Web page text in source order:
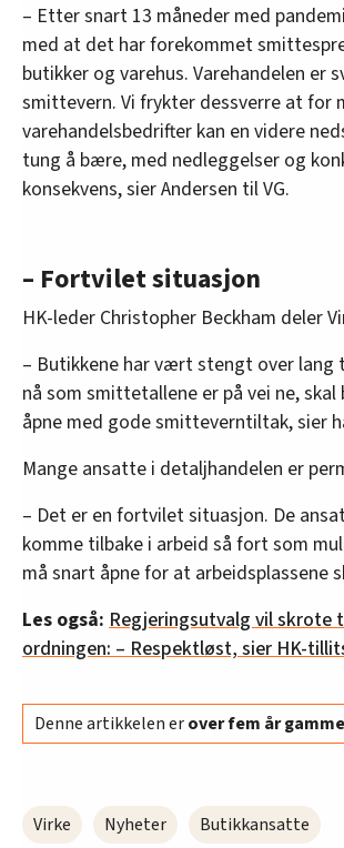
– Etter snart 13 måneder med
med at det har forekommet
butikker og varehus. Varehandelen er
smittevern. Vi frykter dessverre at for
varehandelsbedrifter kan en videre
tung å bære, med nedleggelser og
konsekvens, sier Andersen til VG.
– Fortvilet situasjon
HK-leder Christopher Beckham deler
– Butikkene har vært stengt over lang
nå som smittetallene er på vei ne, skal
åpne med gode smitteverntiltak, sier
Mange ansatte i detaljhandelen er
– Det er en fortvilet situasjon. De
komme tilbake i arbeid så fort som
må snart åpne for at arbeidsplassene
Les også: Regjeringsutvalg vil skrote
ordningen: – Respektløst, sier HK-
Denne artikkelen erover fem år
Virke Nyheter Butikkansatte